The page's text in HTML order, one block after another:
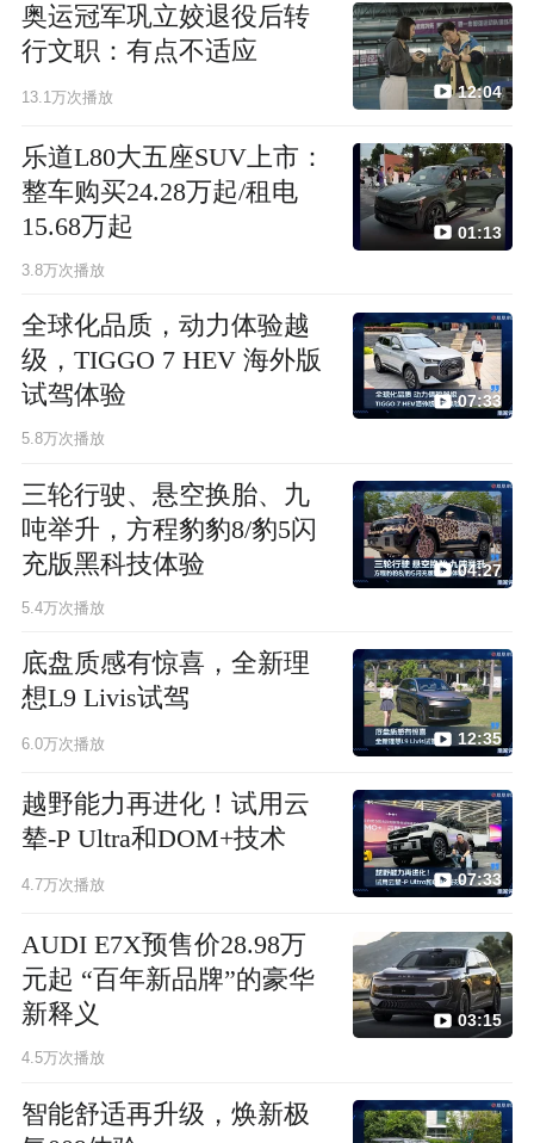
奥运冠军巩立姣退役后转
行文职：有点不适应
13.1万次播放 12:04
乐道L80大五座SUV上市：
整车购买24.28万起/租电
15.68万起
3.8万次播放
01:13
全球化品质，动力体验越
级，TIGGO 7 HEV 海外版
试驾体验
5.8万次播放
07:33
三轮行驶、悬空换胎、九
吨举升，方程豹豹8/豹5闪
充版黑科技体验
5.4万次播放
04:27
底盘质感有惊喜，全新理
想L9 Livis试驾
6.0万次播放 12:35
越野能力再进化！试用云
辇-P Ultra和DOM+技术
4.7万次播放 07:33
AUDI E7X预售价28.98万
元起 “百年新品牌”的豪华
新释义
4.5万次播放
03:15
智能舒适再升级，焕新极